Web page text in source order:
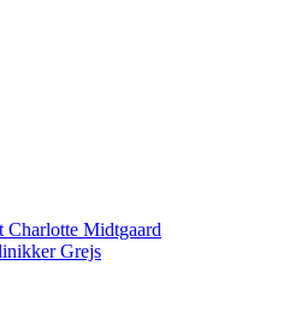
Charlotte Midtgaard
Grejs